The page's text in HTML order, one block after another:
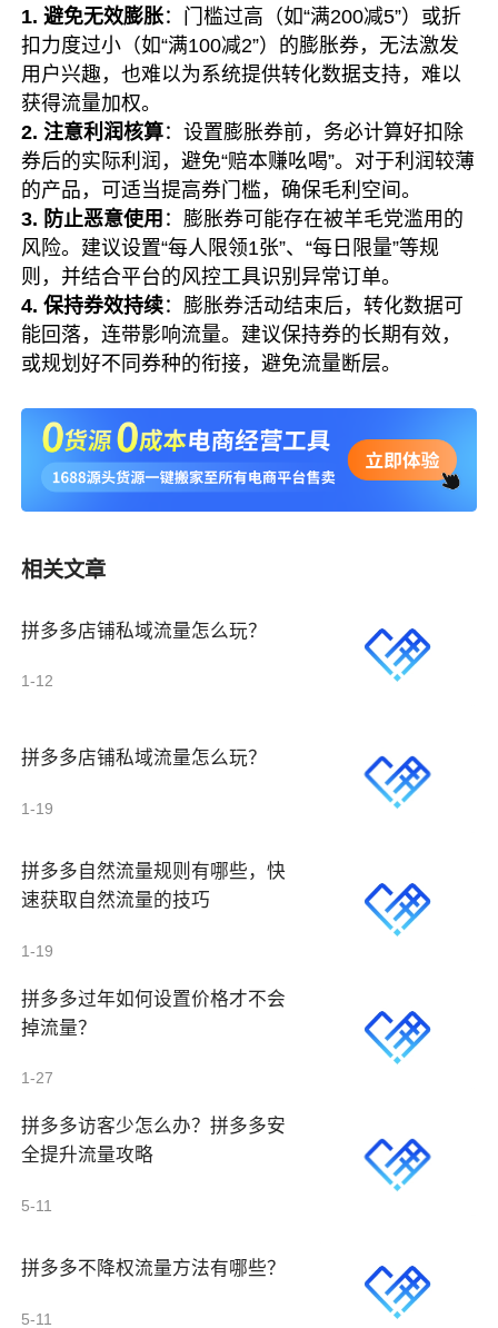
1. 避免无效膨胀：门槛过高（如“满200减5”）或折
扣力度过小（如“满100减2”）的膨胀券，无法激发
用户兴趣，也难以为系统提供转化数据支持，难以
获得流量加权。
2. 注意利润核算：设置膨胀券前，务必计算好扣除
券后的实际利润，避免“赔本赚吆喝”。对于利润较薄
的产品，可适当提高券门槛，确保毛利空间。
3. 防止恶意使用 ：膨胀券可能存在被羊毛党滥用的
风险。建议设置“每人限领1张”、“每日限量”等规
则，并结合平台的风控工具识别异常订单。
4. 保持券效持续：膨胀券活动结束后，转化数据可
能回落，连带影响流量。建议保持券的长期有效，
或规划好不同券种的衔接，避免流量断层。
相关文章
拼多多店铺私域流量怎么玩？
1-12
拼多多店铺私域流量怎么玩？
1-19
拼多多自然流量规则有哪些，快
速获取自然流量的技巧
1-19
拼多多过年如何设置价格才不会
掉流量？
1-27
拼多多访客少怎么办？拼多多安
全提升流量攻略
5-11
拼多多不降权流量方法有哪些？
5-11